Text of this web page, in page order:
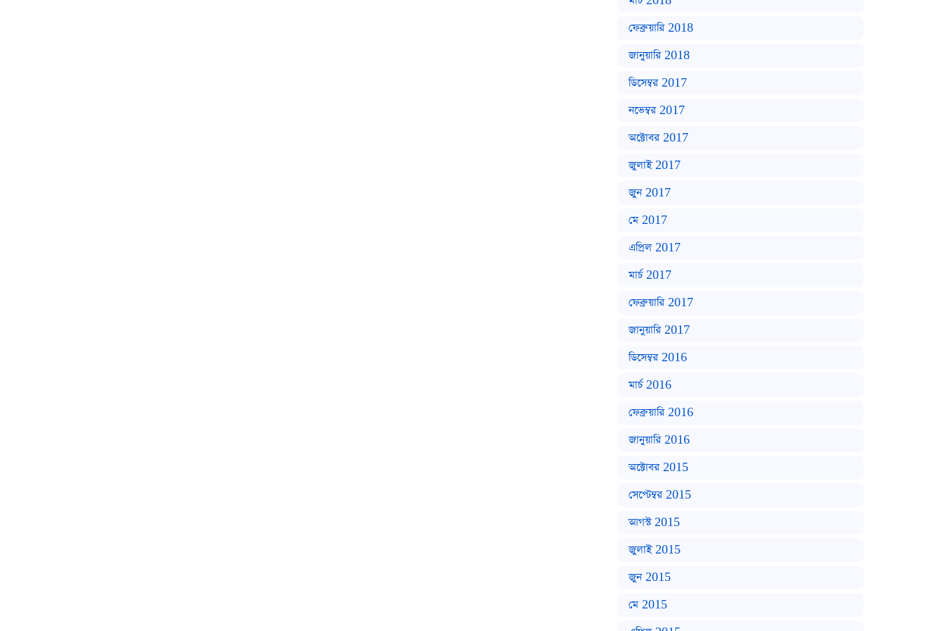
ফেব্রুয়ারি 2018
জানুয়ারি 2018
ডিসেম্বর 2017
নভেম্বর 2017
অক্টোবর 2017
জুলাই 2017
জুন 2017
মে 2017
এপ্রিল 2017
মার্চ 2017
ফেব্রুয়ারি 2017
জানুয়ারি 2017
ডিসেম্বর 2016
মার্চ 2016
ফেব্রুয়ারি 2016
জানুয়ারি 2016
অক্টোবর 2015
সেপ্টেম্বর 2015
আগস্ট 2015
জুলাই 2015
জুন 2015
মে 2015